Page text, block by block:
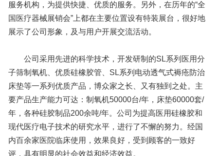
服务机构，为提供快捷、优质的服务。另外，在历年的“全
国医疗器械展销会”上都在主要位置设有特装展台，很好地
展示了公司形象，及与用户开展交流活动。
公司采用先进的科学技术，开发研制的SL系列医用分
子筛制氧机、优质硅橡胶管、SL系列电动透气式褥疮防治
床垫等一系列优质产品，博众家之长、又有独到之处。主
要产品生产能力可达：制氧机50000台/年，床垫60000套/
年，各种硅胶制品200余吨/年。公司为提高医用硅橡胶和
现代医疗电子技术的研究水平，进行了不懈的努力。经国
内百余家医院临床使用，效果良好，受到顾客的一致好
评，具有明显的社会效益和经济效益。